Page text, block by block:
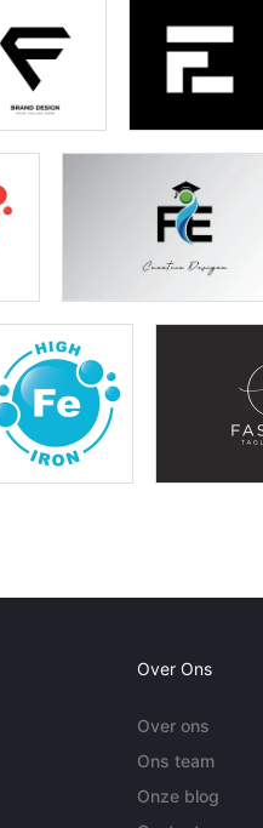
Over Ons
Over ons
Ons team
Onze blog